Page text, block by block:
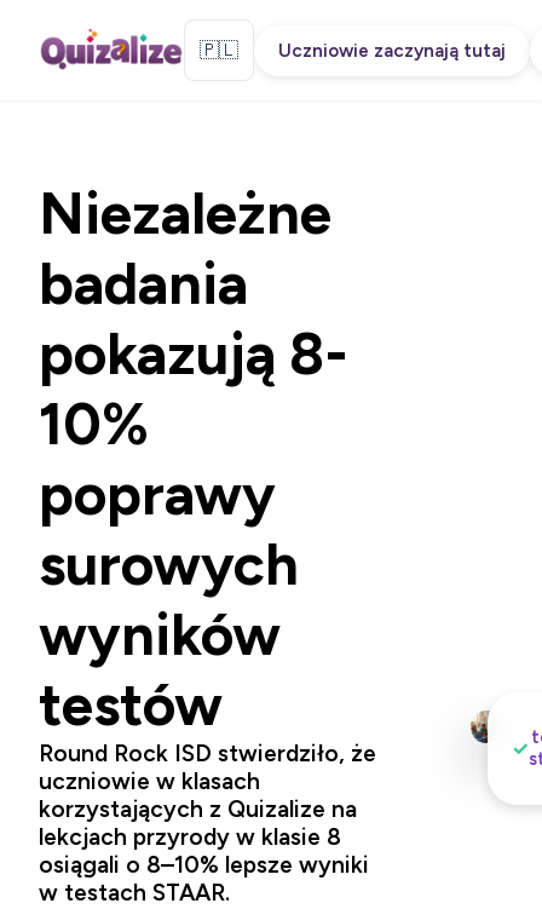
🇵🇱 Uczniowie zaczynają tutaj
Niezależne
badania
pokazują 8-
10%
poprawy
surowych
wyników
testów
Round Rock ISD stwierdziło, że
uczniowie w klasach
korzystających z Quizalize na
lekcjach przyrody w klasie 8
osiągali o 8–10% lepsze wyniki
w testach STAAR.
✓